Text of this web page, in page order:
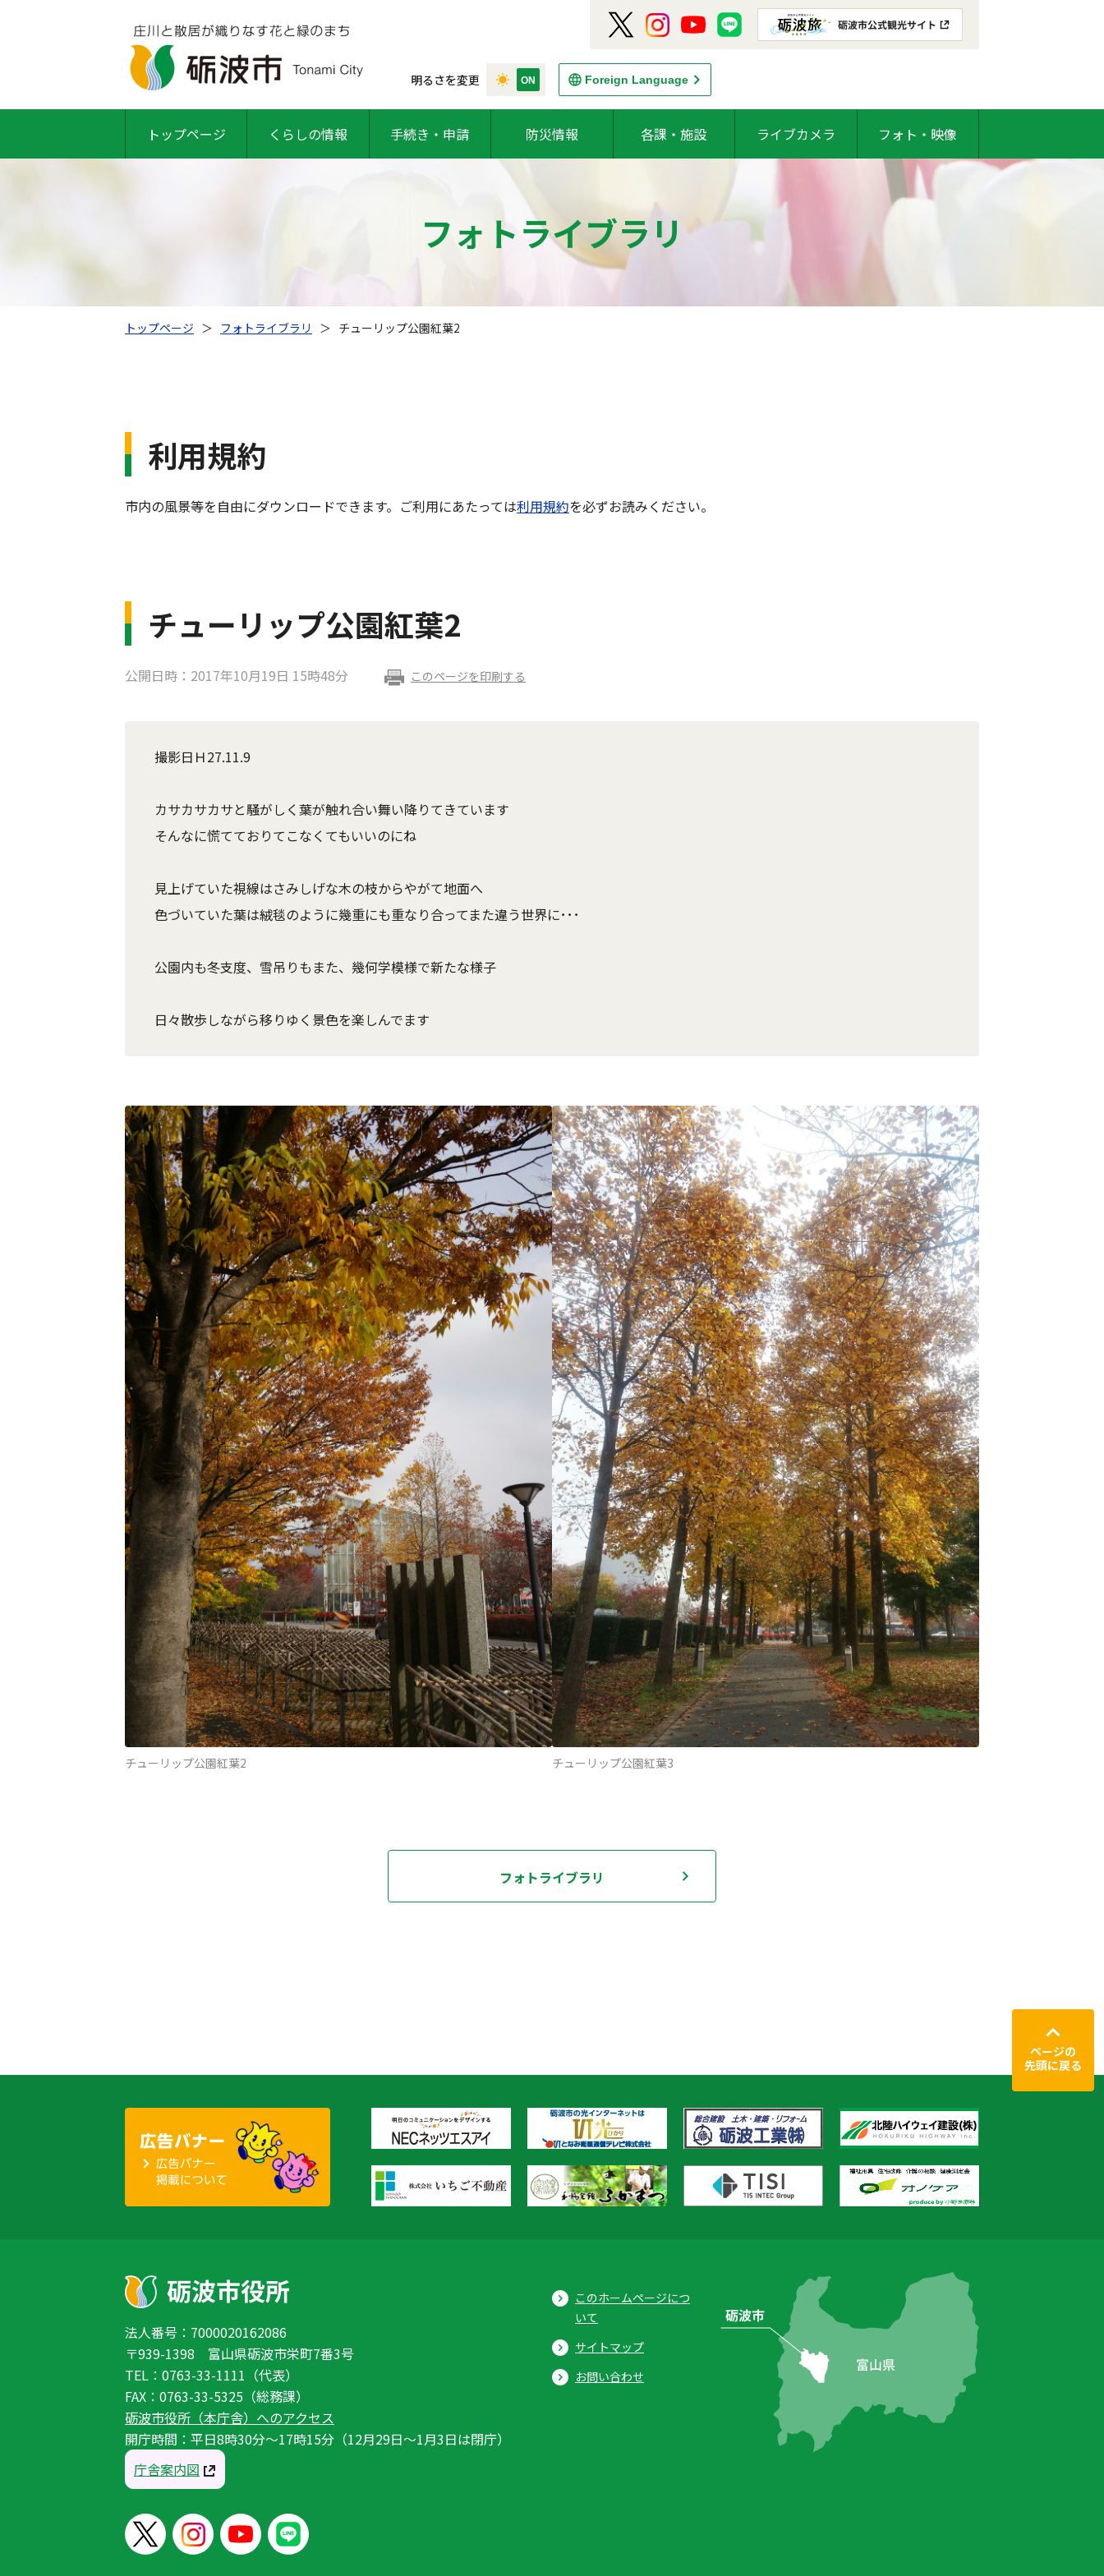
明るさを変更 Foreign Language
トップページ くらしの情報 手続き・申請 防災情報 各課・施設 ライブカメラ フォト・映像
フォトライブラリ
トップページ ＞ フォトライブラリ ＞ チューリップ公園紅葉2
利用規約
市内の風景等を自由にダウンロードできます。ご利用にあたっては利用規約を必ずお読みください。
チューリップ公園紅葉2
公開日時：2017年10月19日 15時48分 このページを印刷する
撮影日Ｈ27.11.9
カサカサカサと騒がしく葉が触れ合い舞い降りてきています
そんなに慌てておりてこなくてもいいのにね
見上げていた視線はさみしげな木の枝からやがて地面へ
色づいていた葉は絨毯のように幾重にも重なり合ってまた違う世界に･･･
公園内も冬支度、雪吊りもまた、幾何学模様で新たな様子
日々散歩しながら移りゆく景色を楽しんでます
チューリップ公園紅葉2 チューリップ公園紅葉3
フォトライブラリ
ページの
先頭に戻る
法人番号：7000020162086
〒939-1398 富山県砺波市栄町7番3号
TEL：0763-33-1111（代表）
FAX：0763-33-5325（総務課）
砺波市役所（本庁舎）へのアクセス
開庁時間：平日8時30分〜17時15分（12月29日〜1月3日は閉庁）
庁舎案内図
このホームページにつ
いて
サイトマップ
お問い合わせ